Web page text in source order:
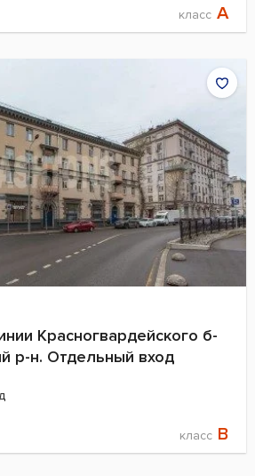
класс A
Красногвардейского б-
р-н. Отдельный вход
класс B